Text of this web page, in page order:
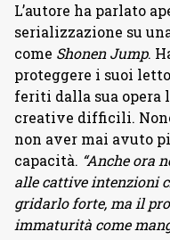
L’autore ha parlato
serializzazione su
come Shonen Jump.
proteggere i suoi
feriti dalla sua opera
creative difficili.
non aver mai avuto
capacità. “Anche ora
alle cattive intenzioni
gridarlo forte, ma il
immaturità come